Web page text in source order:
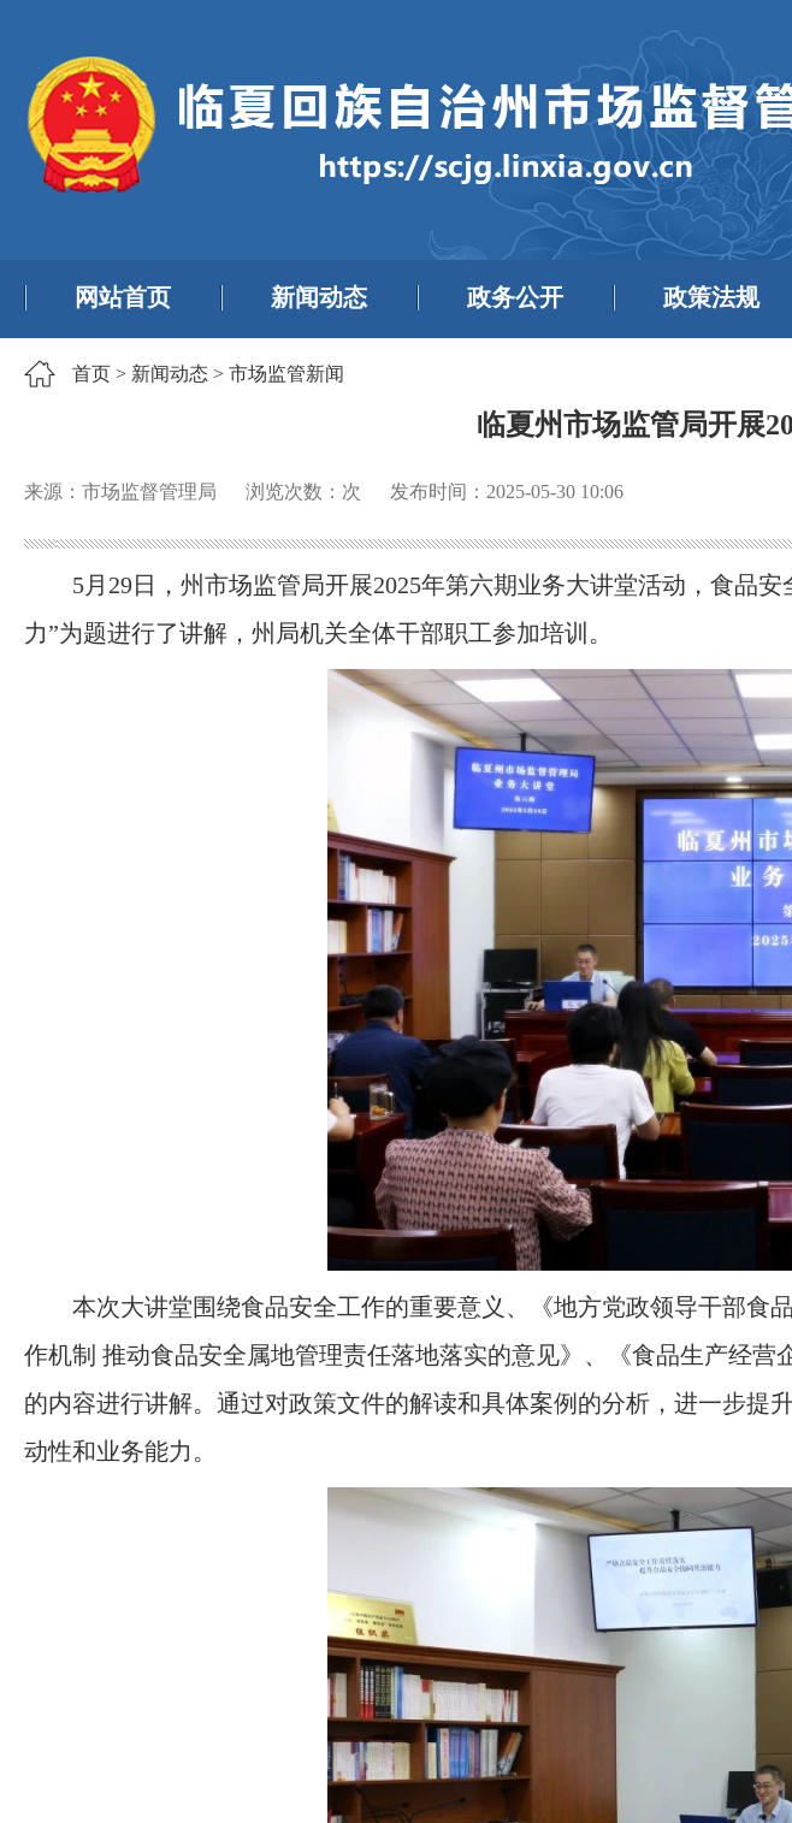
网站首页 新闻动态 政务公开 政策法规
首页 > 新闻动态 > 市场监管新闻
临夏州市场监管局开展
来源：市场监督管理局 浏览次数： 次 发布时间： 2025-05-30 10:06
5月29日，州市场监管局开展2025年第六期业务大讲堂活动，食品
力”为题进行了讲解，州局机关全体干部职工参加培训。
本次大讲堂围绕食品安全工作的重要意义、《地方党政领导干部食
作机制 推动食品安全属地管理责任落地落实的意见》、《食品生产经
的内容进行讲解。通过对政策文件的解读和具体案例的分析，进一步
动性和业务能力。